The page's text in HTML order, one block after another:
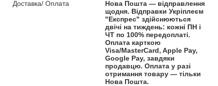
Доставка/ Оплата
Нова Пошта — відправлення
щодня. Відправки Укріплеєм
"Експрес" здійснюються
двічі на тиждень: кожні ПН і
ЧТ по 100% передоплаті.
Оплата карткою
Visa/MasterCard, Apple Pay,
Google Pay, завдяки
продавцю. Оплата у разі
отримання товару — тільки
Нова Пошта.